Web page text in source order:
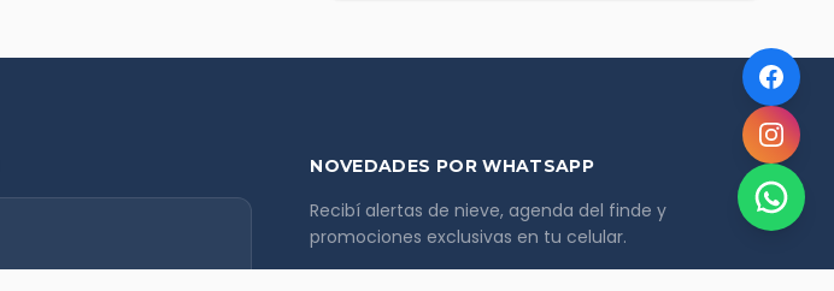
NOVEDADES POR WHATSAPP
Recibí alertas de nieve, agenda del finde y
promociones exclusivas en tu celular.